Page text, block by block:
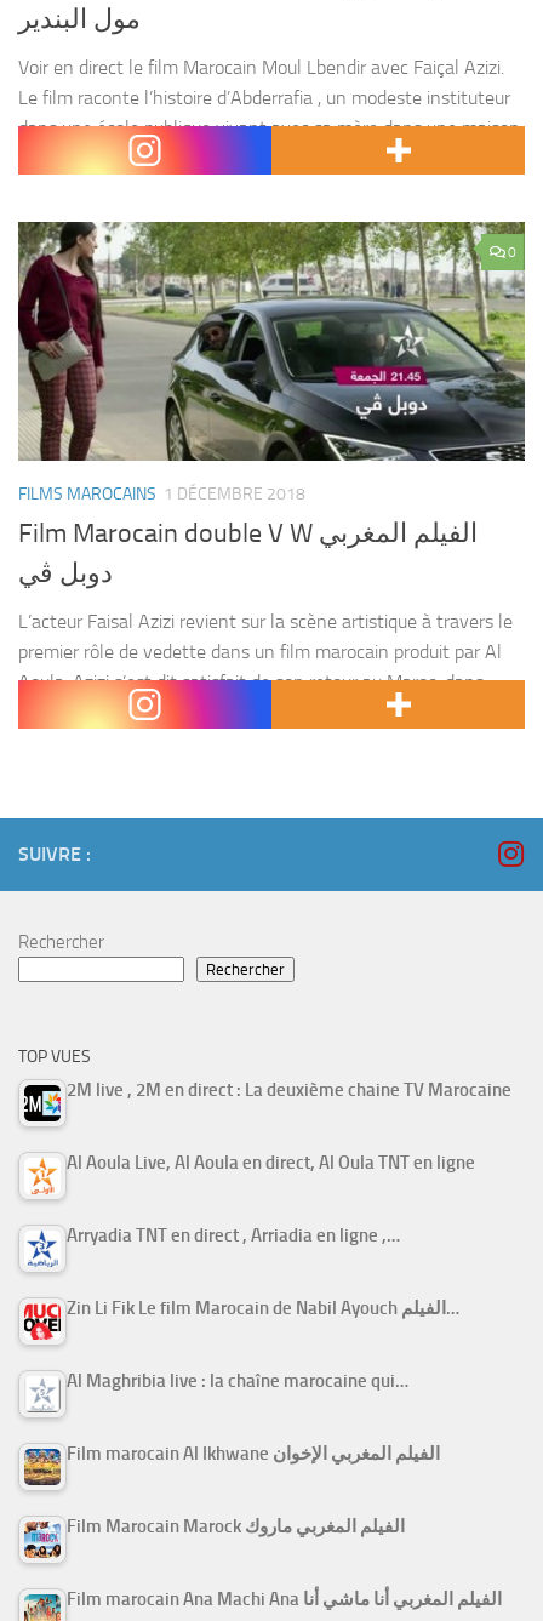
مول البندير
Voir en direct le film Marocain Moul Lbendir avec Faiçal Azizi.
Le film raconte l’histoire d’Abderrafia , un modeste instituteur
dans une école publique vivant avec sa mère dans une maison
partagée avec un...
0
FILMS MAROCAINS 1 DÉCEMBRE 2018
Film Marocain double V W الفيلم المغربي
دوبل ڤي
L’acteur Faisal Azizi revient sur la scène artistique à travers le
premier rôle de vedette dans un film marocain produit par Al
Aoula. Azizi s’est dit satisfait de son retour au Maroc, dans
SUIVRE :
Rechercher
Rechercher
TOP VUES
2M live , 2M en direct : La deuxième chaine TV Marocaine
Al Aoula Live, Al Aoula en direct, Al Oula TNT en ligne
Arryadia TNT en direct , Arriadia en ligne ,…
Zin Li Fik Le film Marocain de Nabil Ayouch الفيلم…
Al Maghribia live : la chaîne marocaine qui…
Film marocain Al Ikhwane الفيلم المغربي الإخوان
Film Marocain Marock الفيلم المغربي ماروك
Film marocain Ana Machi Ana الفيلم المغربي أنا ماشي أنا